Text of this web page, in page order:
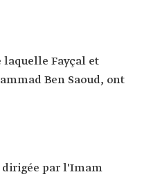
laquelle Fayçal et
Ben Saoud, ont
dirigée par l'Imam